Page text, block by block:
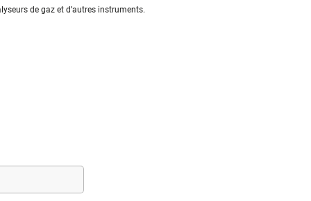
de gaz et d’autres instruments.